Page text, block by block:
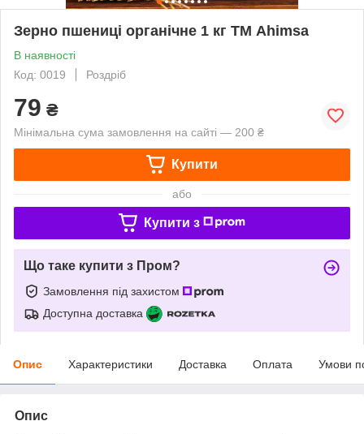
Зерно пшениці органічне 1 кг ТМ Ahimsa
В наявності
Код: 0019
Роздріб
79 ₴
Мінімальна сума замовлення на сайті — 200 ₴
Купити
або
Купити з
Що таке купити з Пром?
Замовлення під захистом
Доступна доставка
Опис Характеристики Доставка Оплата Умови
Опис